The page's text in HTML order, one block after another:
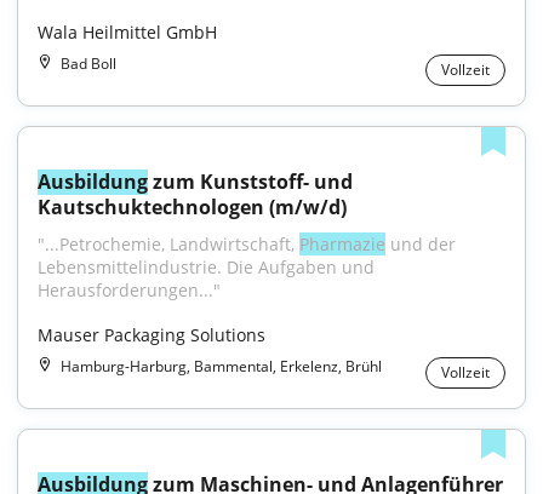
Wala Heilmittel GmbH
Bad Boll Vollzeit
Ausbildung zum Kunststoff- und
Kautschuktechnologen (m/w/d)
"...Petrochemie, Landwirtschaft, Pharmazie und der
Lebensmittelindustrie. Die Aufgaben und
Herausforderungen..."
Mauser Packaging Solutions
Hamburg-Harburg, Bammental, Erkelenz, Brühl Vollzeit
Ausbildung zum Maschinen- und Anlagenführer